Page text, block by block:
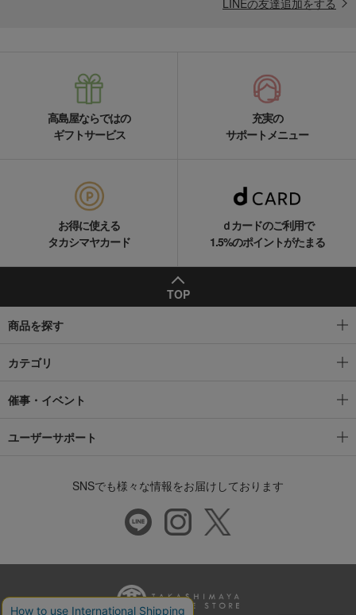
LINEの友達追加をする
高島屋ならではの
ギフトサービス
充実の
サポートメニュー
お得に使える
タカシマヤカード
ｄカードのご利用で
1.5%のポイントがたまる
TOP
商品を探す
カテゴリ
催事・イベント
ユーザーサポート
SNSでも様々な情報をお届けしております